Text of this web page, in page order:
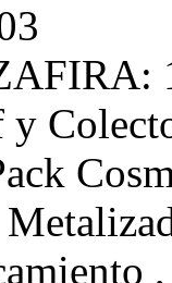
y